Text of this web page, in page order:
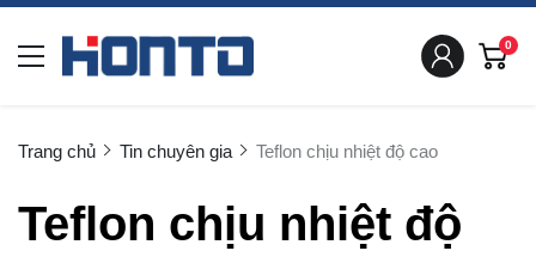
0
Trang chủ Tin chuyên gia Teflon chịu nhiệt độ cao
Teflon chịu nhiệt độ